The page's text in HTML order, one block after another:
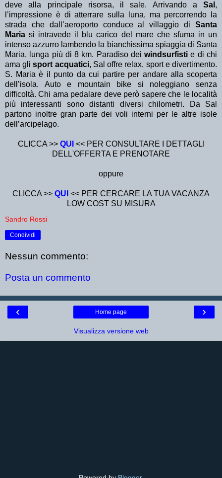
deve alla principale risorsa, il sale. Arrivando a Sal ,
l’impressione è di atterrare sulla luna, ma percorrendo la
strada che dall’aeroporto conduce al villaggio di Santa
Mariasi intravede il blu carico del mare che sfuma in un
intenso azzurro lambendo la bianchissima spiaggia di Santa
Maria, lunga più di 8 km. Paradiso deiwindsurfistie di chi
ama glisport acquatici, Sal offre relax, sport e divertimento.
S. Maria è il punto da cui partire per andare alla scoperta
dell’isola. Auto e mountain bike si noleggiano senza
difficoltà. Chi ama pedalare deve però sapere che le località
più interessanti sono distanti diversi chilometri. Da Sal
partono inoltre gran parte dei voli interni per le altre isole
dell’arcipelago.
CLICCA >> QUI << PER CONSULTARE I DETTAGLI
DELL'OFFERTA E PRENOTARE
oppure
CLICCA >> QUI << PER CERCARE LA TUA VACANZA
LOW COST SU MISURA
Sandro Rossi
Condividi
Nessun commento:
Posta un commento
‹ ›
Home page
Visualizza versione web